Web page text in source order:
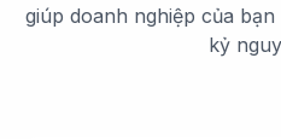
giúp doanh nghiệp của
kỷ